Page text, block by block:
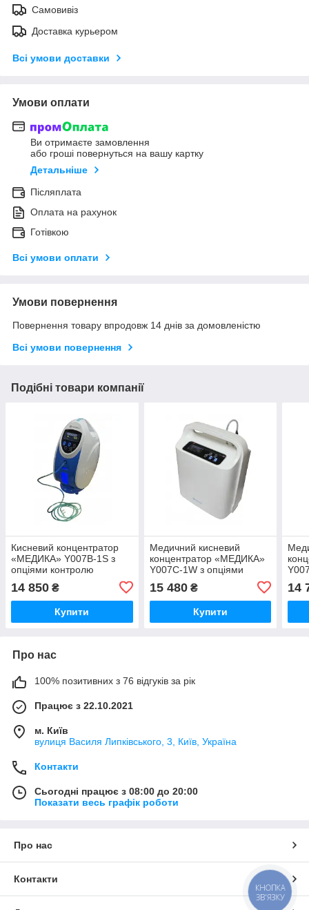
Самовивіз
Доставка курьером
Всі умови доставки
Умови оплати
Ви отримаєте замовлення
або гроші повернуться на вашу картку
Детальніше
Післяплата
Оплата на рахунок
Готівкою
Всі умови оплати
Умови повернення
Повернення товару впродовж 14 днів за домовленістю
Всі умови повернення
Подібні товари компанії
Кисневий концентратор
«МЕДИКА» Y007В-1S з
опціями контролю
насичення кисню
аніонами «ANION» і
14 850 ₴
Купити
Медичний кисневий
концентратор «МЕДИКА»
Y007C-1W з опціями
небулайзера (інголятора),
контролю концентрації
кисню,
15 480₴
Купити
14
Про нас
100% позитивних з 76 відгуків за рік
Працює з 22.10.2021
м. Київ
вулиця Василя Липківського, 3, Київ, Україна
Контакти
Сьогодні працює з 08:00 до 20:00
Показати весь графік роботи
Про нас
Контакти
КНОПКА
ЗВ'ЯЗКУ